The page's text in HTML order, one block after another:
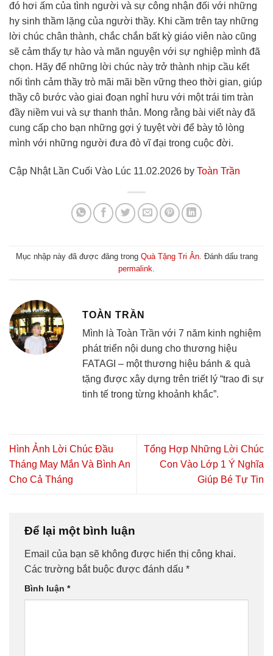
đó hơi ấm của tình người và sự công nhận đối với những
hy sinh thầm lặng của người thầy. Khi cầm trên tay những
lời chúc chân thành, chắc chắn bất kỳ giáo viên nào cũng
sẽ cảm thấy tự hào và mãn nguyện với sự nghiệp mình đã
chọn. Hãy để những lời chúc này trở thành nhịp cầu kết
nối tình cảm thầy trò mãi mãi bền vững theo thời gian, giúp
thầy cô bước vào giai đoạn nghỉ hưu với một trái tim tràn
đầy niềm vui và sự thanh thản. Mong rằng bài viết này đã
cung cấp cho bạn những gợi ý tuyệt vời để bày tỏ lòng
mình với những người đưa đò vĩ đại trong cuộc đời.
Cập Nhật Lần Cuối Vào Lúc 11.02.2026 by Toàn Trần
Mục nhập này đã được đăng trong Quà Tặng Tri Ân. Đánh dấu trang
permalink
TOÀN TRẦN
Mình là Toàn Trần với 7 năm kinh nghiệm
phát triển nội dung cho thương hiệu
FATAGI – một thương hiệu bánh & quà
tặng được xây dựng trên triết lý “trao đi sự
tinh tế trong từng khoảnh khắc”.
Hình Ảnh Lời Chúc Đầu
Tháng May Mắn Và Bình An
Cho Cả Tháng
Tổng Hợp Những Lời Chúc
Con Vào Lớp 1 Ý Nghĩa
Giúp Bé Tự Tin
Để lại một bình luận
Email của bạn sẽ không được hiển thị công khai.
Các trường bắt buộc được đánh dấu *
Bình luận *